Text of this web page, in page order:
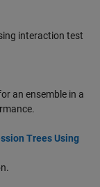
interaction test
an ensemble in a
Trees Using